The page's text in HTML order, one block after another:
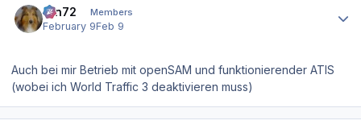
ron72 Members
February 9Feb 9
Auch bei mir Betrieb mit openSAM und funktionierender ATIS
(wobei ich World Traffic 3 deaktivieren muss)